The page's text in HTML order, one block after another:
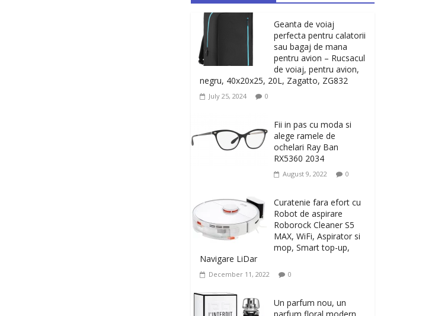
Geanta de voiaj
perfecta pentru calatorii
sau bagaj de mana
pentru avion – Rucsacul
de voiaj, pentru avion,
negru, 40x20x25, 20L, Zagatto, ZG832
July 25, 2024 0
Fii in pas cu moda si
alege ramele de
ochelari Ray Ban
RX5360 2034
August 9, 2022 0
Curatenie fara efort cu
Robot de aspirare
Roborock Cleaner S5
MAX, WiFi, Aspirator si
mop, Smart top-up,
Navigare LiDar
December 11, 2022 0
Un parfum nou, un
parfum floral modern